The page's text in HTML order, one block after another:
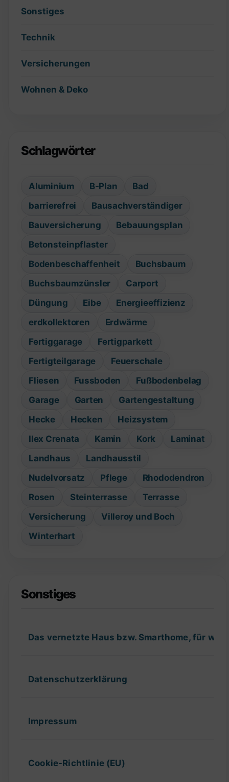
Sonstiges
Technik
Versicherungen
Wohnen & Deko
Schlagwörter
Aluminium B-Plan
Bad
barrierefrei
Bausachverständiger
Bauversicherung
Bebauungsplan
Betonsteinpflaster
Bodenbeschaffenheit
Buchsbaum
Buchsbaumzünsler
Carport
Düngung
Eibe
Energieeffizienz
erdkollektoren
Erdwärme
Fertiggarage
Fertigparkett
Fertigteilgarage
Feuerschale
Fliesen
Fussboden
Fußbodenbelag
Garage
Garten
Gartengestaltung
Hecke
Hecken
Heizsystem
Ilex Crenata
Kamin Kork
Laminat
Landhaus
Landhausstil
Nudelvorsatz
Pflege
Rhododendron
Rosen
Steinterrasse
Terrasse
Versicherung
Villeroy und Boch
Winterhart
Sonstiges
Das vernetzte Haus bzw. Smarthome, für
Datenschutzerklärung
Impressum
Cookie-Richtlinie (EU)